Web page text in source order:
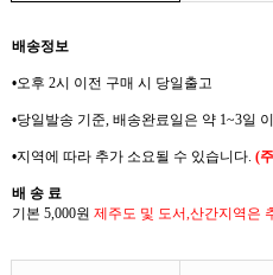
배송정보
•오후 2시 이전 구매 시 당일출고
•당일발송 기준, 배송완료일은 약 1~3일
•지역에 따라 추가 소요될 수 있습니다. (
배 송 료
기본 5,000원 제주도 및 도서,산간지역은